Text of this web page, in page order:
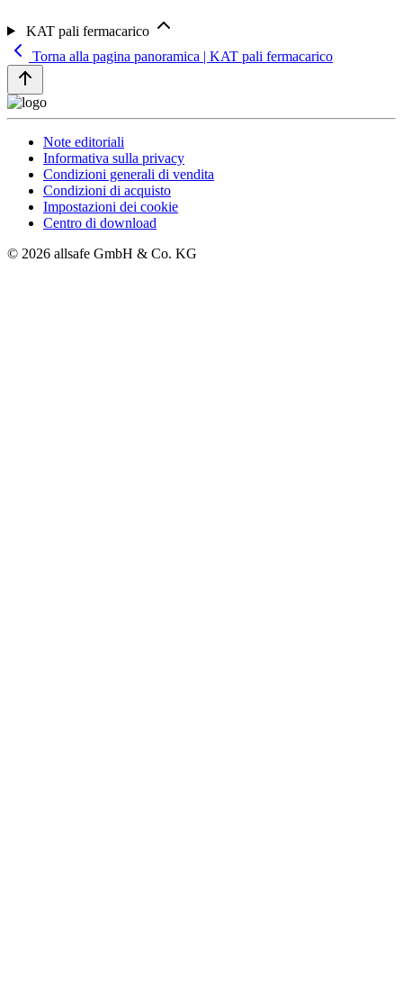
KAT pali fermacarico
Torna alla pagina panoramica | KAT pali fermacarico
Note editoriali
Informativa sulla privacy
Condizioni generali di vendita
Condizioni di acquisto
Impostazioni dei cookie
Centro di download
© 2026 allsafe GmbH & Co. KG